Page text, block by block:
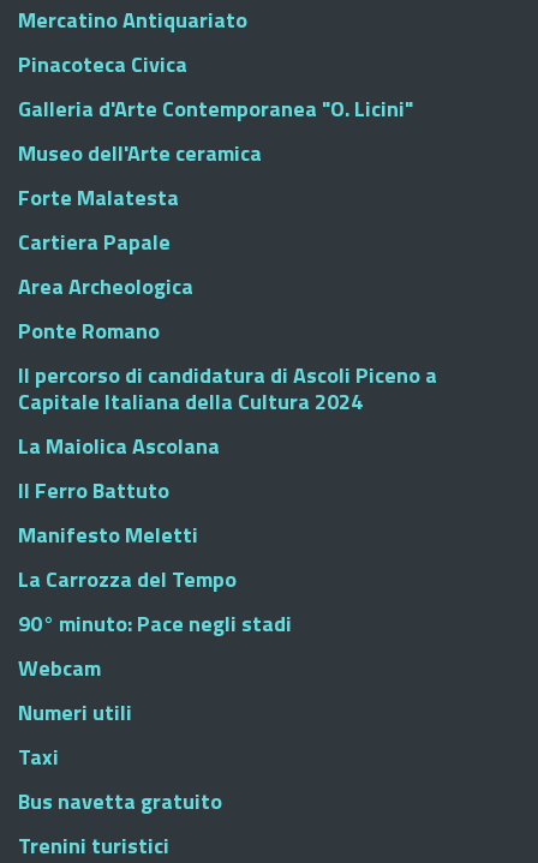
Mercatino Antiquariato
Pinacoteca Civica
Galleria d'Arte Contemporanea "O. Licini"
Museo dell'Arte ceramica
Forte Malatesta
Cartiera Papale
Area Archeologica
Ponte Romano
Il percorso di candidatura di Ascoli Piceno a
Capitale Italiana della Cultura 2024
La Maiolica Ascolana
Il Ferro Battuto
Manifesto Meletti
La Carrozza del Tempo
90° minuto: Pace negli stadi
Webcam
Numeri utili
Taxi
Bus navetta gratuito
Trenini turistici